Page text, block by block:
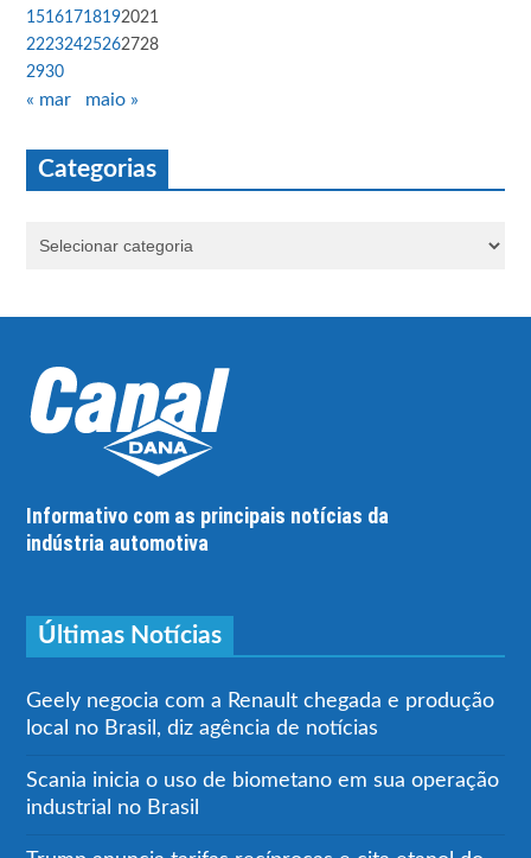
15161718192021
22232425262728
2930
« mar maio »
Categorias
Informativo com as principais notícias da
indústria automotiva
Últimas Notícias
Geely negocia com a Renault chegada e produção
local no Brasil, diz agência de notícias
Scania inicia o uso de biometano em sua operação
industrial no Brasil